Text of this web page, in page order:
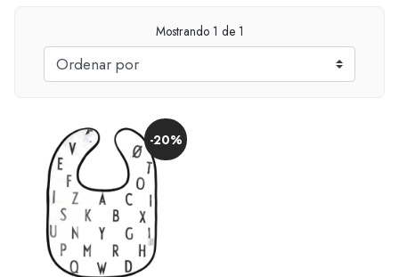
Mostrando 1 de 1
-20%